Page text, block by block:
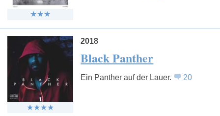
2018
Black Panther
Ein Panther auf der Lauer. 20